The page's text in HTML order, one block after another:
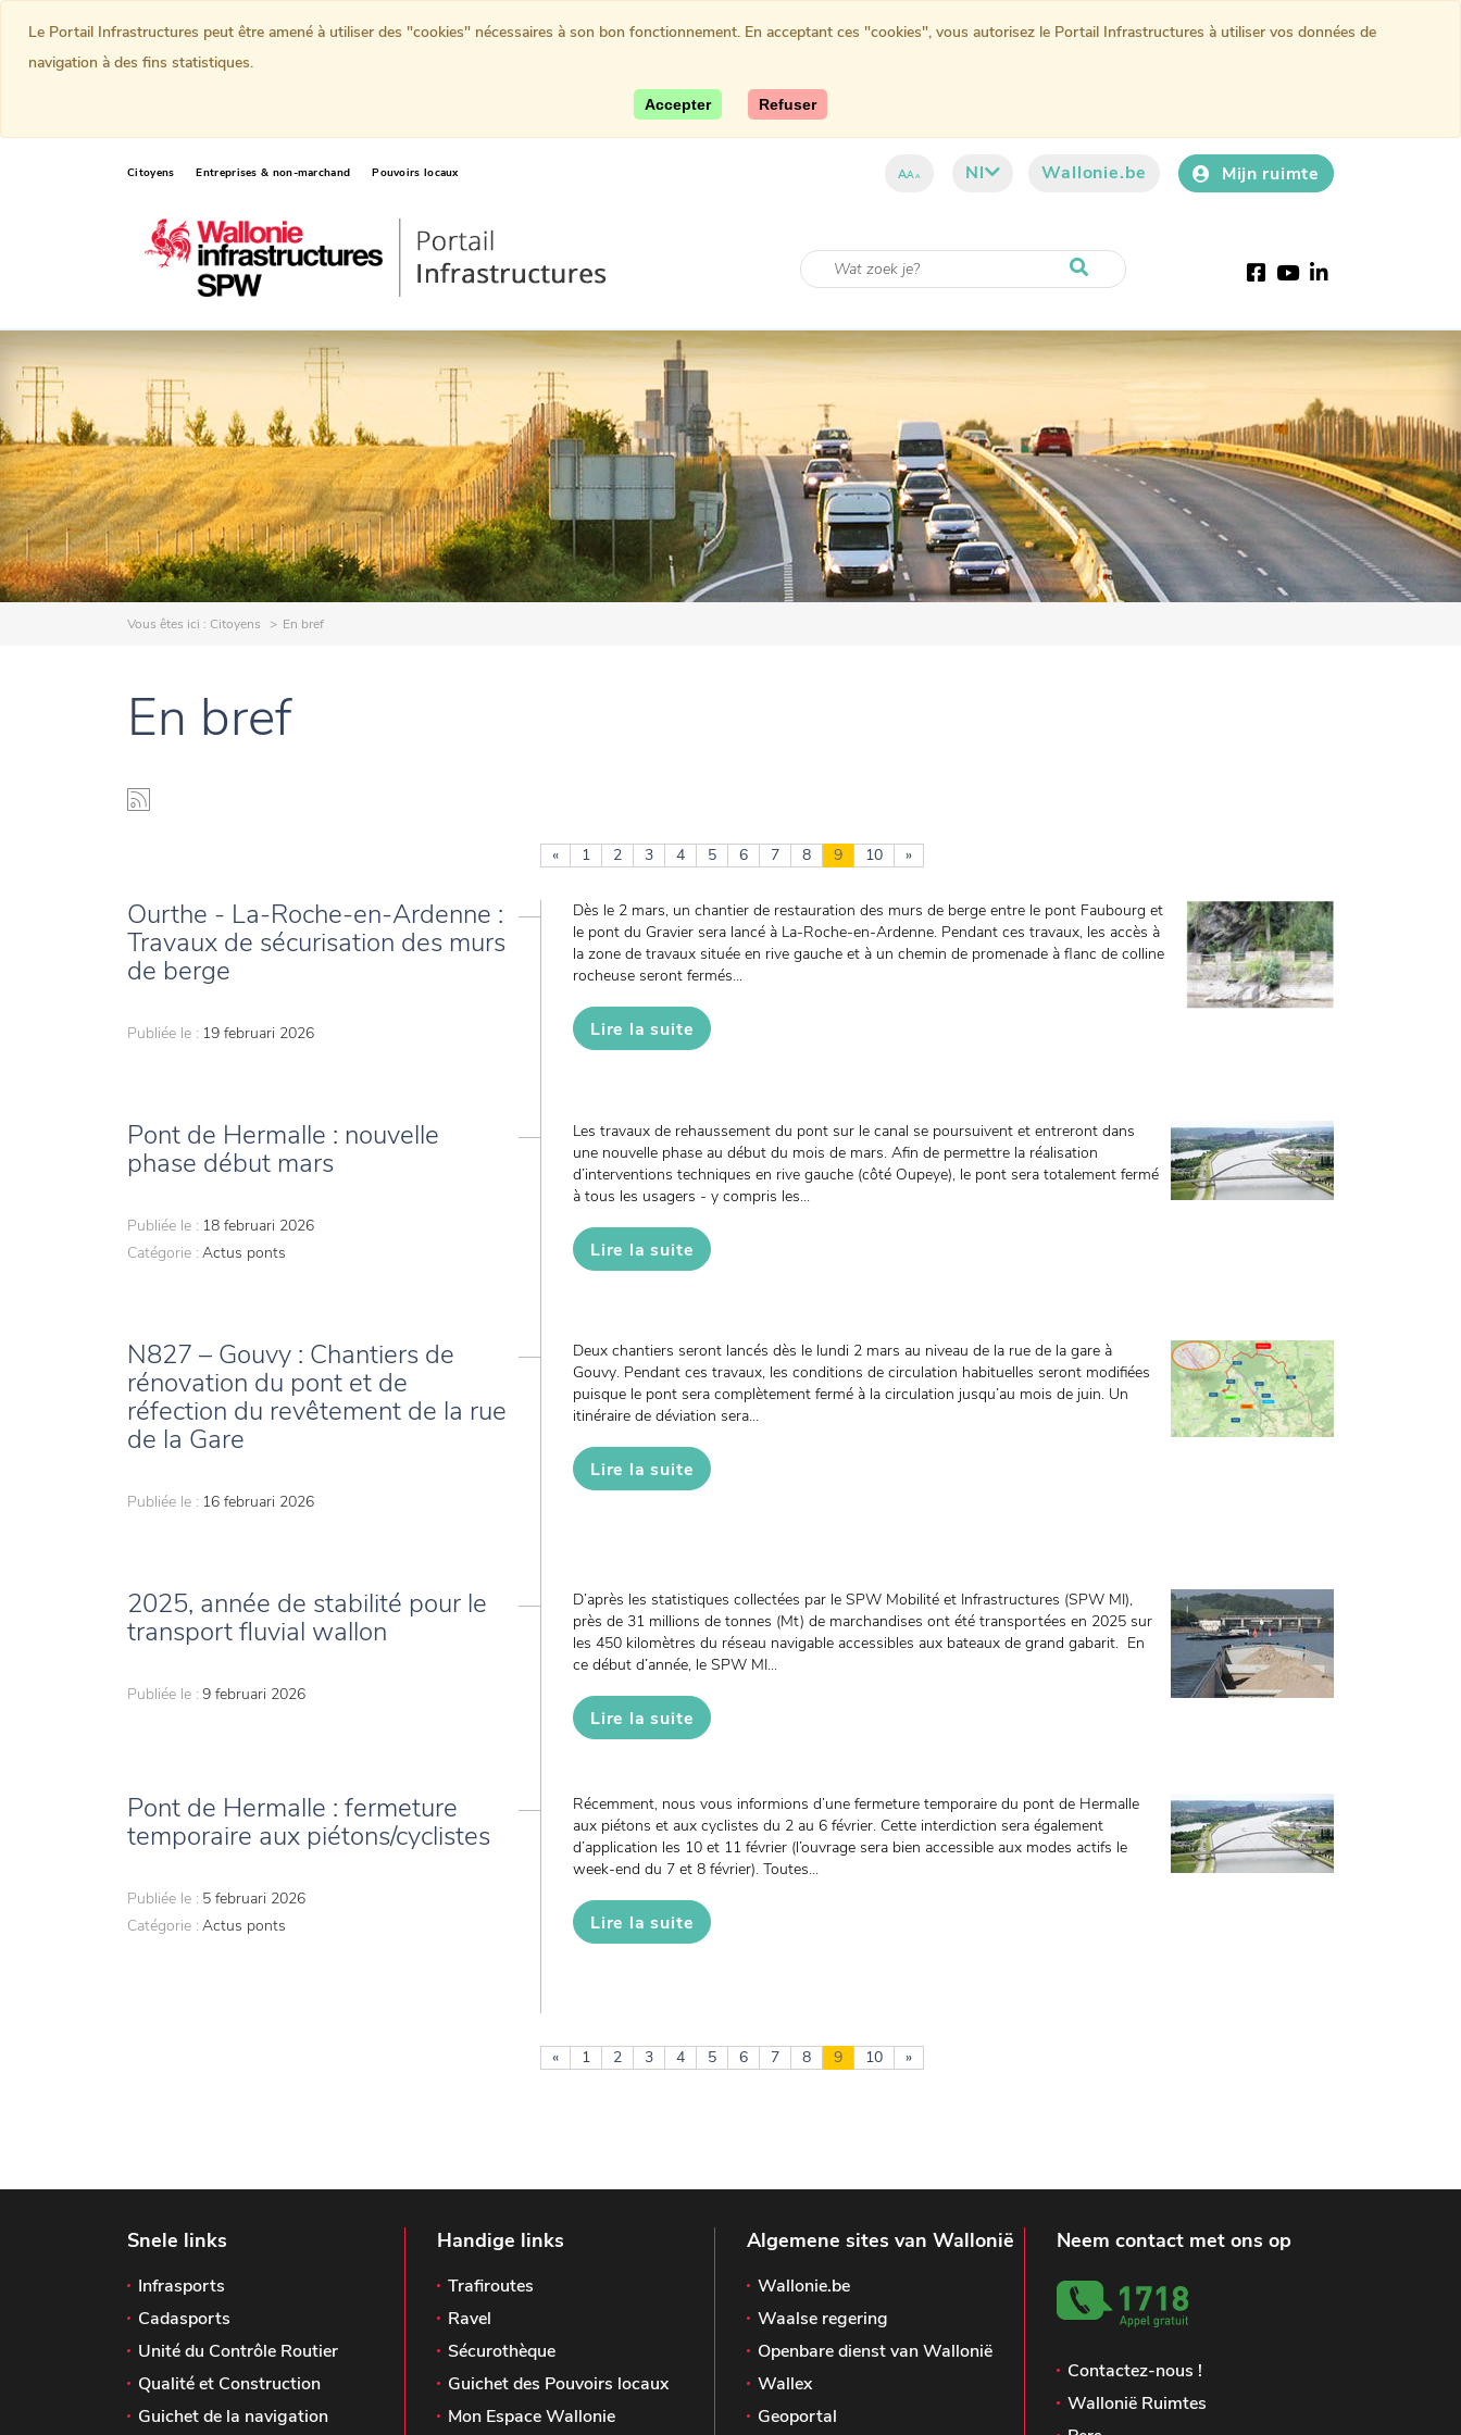
Citoyens Entreprises & non-marchand Pouvoirs locaux AAA Nl Wallonie.be Mijn ruimte
Facebook
YouTube
LinkedIn
Vous êtes ici : Citoyens En bref
En bref
« 1 2 3 4 5 6 7 8 9 10 »
Ourthe - La-Roche-en-Ardenne :
Travaux de sécurisation des murs
de berge
Publiée le : 19 februari 2026
Dès le 2 mars, un chantier de restauration des murs de berge entre le pont Faubourg et
le pont du Gravier sera lancé à La-Roche-en-Ardenne. Pendant ces travaux, les accès à
la zone de travaux située en rive gauche et à un chemin de promenade à flanc de colline
rocheuse seront fermés...
Lire la suite
Pont de Hermalle : nouvelle
phase début mars
Publiée le : 18 februari 2026
Catégorie : Actus ponts
Les travaux de rehaussement du pont sur le canal se poursuivent et entreront dans
une nouvelle phase au début du mois de mars. Afin de permettre la réalisation
d’interventions techniques en rive gauche (côté Oupeye), le pont sera totalement fermé
à tous les usagers - y compris les...
Lire la suite
N827 – Gouvy : Chantiers de
rénovation du pont et de
réfection du revêtement de la rue
de la Gare
Publiée le : 16 februari 2026
Deux chantiers seront lancés dès le lundi 2 mars au niveau de la rue de la gare à
Gouvy. Pendant ces travaux, les conditions de circulation habituelles seront modifiées
puisque le pont sera complètement fermé à la circulation jusqu’au mois de juin. Un
itinéraire de déviation sera...
Lire la suite
2025, année de stabilité pour le
transport fluvial wallon
Publiée le : 9 februari 2026
D’après les statistiques collectées par le SPW Mobilité et Infrastructures (SPW MI),
près de 31 millions de tonnes (Mt) de marchandises ont été transportées en 2025 sur
les 450 kilomètres du réseau navigable accessibles aux bateaux de grand gabarit. En
ce début d’année, le SPW MI...
Lire la suite
Pont de Hermalle : fermeture
temporaire aux piétons/cyclistes
Publiée le : 5 februari 2026
Catégorie : Actus ponts
Récemment, nous vous informions d’une fermeture temporaire du pont de Hermalle
aux piétons et aux cyclistes du 2 au 6 février. Cette interdiction sera également
d’application les 10 et 11 février (l’ouvrage sera bien accessible aux modes actifs le
week-end du 7 et 8 février). Toutes...
Lire la suite
« 1 2 3 4 5 6 7 8 9 10 »
Snele links
Infrasports
Cadasports
Unité du Contrôle Routier
Qualité et Construction
Guichet de la navigation
Handige links
Trafiroutes
Ravel
Sécurothèque
Guichet des Pouvoirs locaux
Mon Espace Wallonie
Algemene sites van Wallonië
Wallonie.be
Waalse regering
Openbare dienst van Wallonië
Wallex
Geoportal
Neem contact met ons op
Contactez-nous !
Wallonië Ruimtes
Le Portail Infrastructures peut être amené à utiliser des "cookies" nécessaires à son bon fonctionnement. En acceptant ces "cookies", vous autorisez le Portail Infrastructures à utiliser vos données de
navigation à des fins statistiques.
Accepter Refuser